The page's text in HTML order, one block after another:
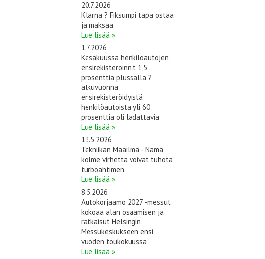
20.7.2026
Klarna ? Fiksumpi tapa ostaa
ja maksaa
Lue lisää »
1.7.2026
Kesäkuussa henkilöautojen
ensirekisteröinnit 1,5
prosenttia plussalla ?
alkuvuonna
ensirekisteröidyistä
henkilöautoista yli 60
prosenttia oli ladattavia
Lue lisää »
13.5.2026
Tekniikan Maailma - Nämä
kolme virhettä voivat tuhota
turboahtimen
Lue lisää »
8.5.2026
Autokorjaamo 2027 -messut
kokoaa alan osaamisen ja
ratkaisut Helsingin
Messukeskukseen ensi
vuoden toukokuussa
Lue lisää »